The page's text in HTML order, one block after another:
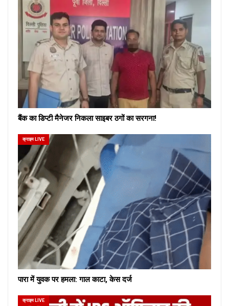
बैंक का डिप्टी मैनेजर निकला साइबर ठगों का सरगना!
क्राइम LIVE
पारा में युवक पर हमला: गाल काटा, केस दर्ज
क्राइम LIVE